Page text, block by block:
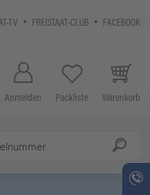
TV FREISTAAT-CLUB FACEBOOK
Anmelden Packliste Warenkorb